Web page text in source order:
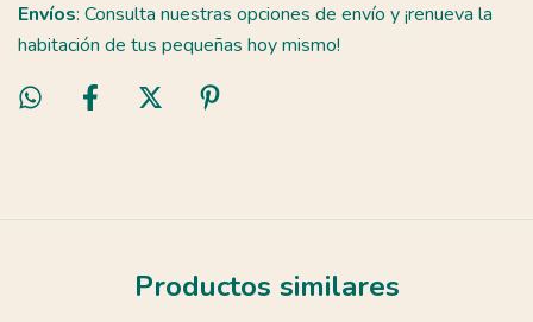
Envíos: Consulta nuestras opciones de envío y ¡renueva la
habitación de tus pequeñas hoy mismo!
Productos similares